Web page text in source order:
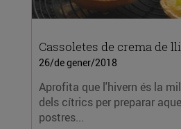
Cassoletes de crema de
26/de gener/2018
Aprofita que l'hivern és la
dels cítrics per preparar
postres...